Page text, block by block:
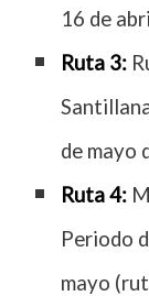
16 de
Ruta 3:
de mayo
Ruta 4:
Periodo
mayo